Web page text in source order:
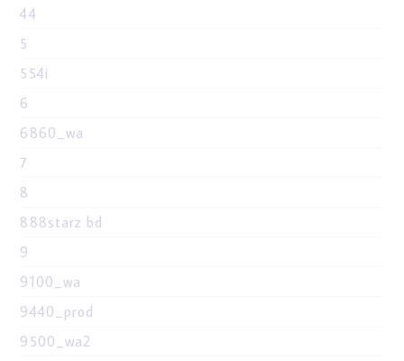
44
5
554i
6
6860_wa
7
8
888starz bd
9
9100_wa
9440_prod
9500_wa2